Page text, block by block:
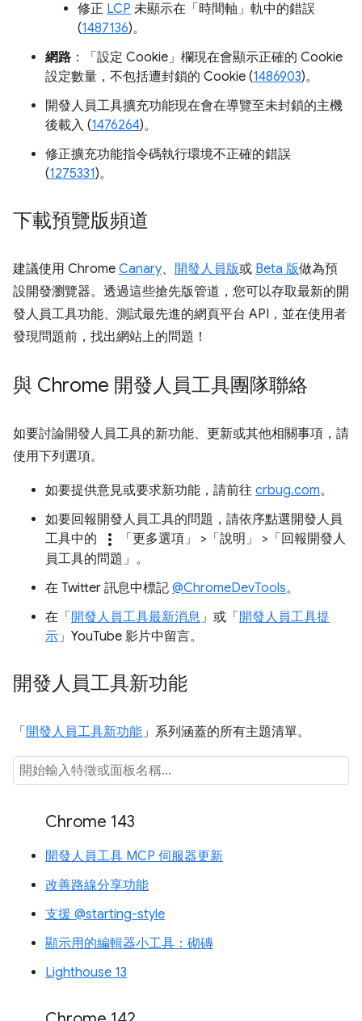
修正 LCP 未顯示在「時間軸」 軌中的錯誤
(1487136)。
網路 ：「設定 Cookie」 欄現在會顯示正確的 Cookie
設定數量，不包括遭封鎖的 Cookie (1486903)。
開發人員工具擴充功能現在會在導覽至未封鎖的主機
後載入 (1476264)。
修正擴充功能指令碼執行環境不正確的錯誤
(1275331)。
下載預覽版頻道
建議使用 Chrome Canary、 開發人員版或 Beta 版做為預
設開發瀏覽器。透過這些搶先版管道，您可以存取最新的開
發人員工具功能、測試最先進的網頁平台 API，並在使用者
發現問題前，找出網站上的問題！
與 Chrome 開發人員工具團隊聯絡
如要討論開發人員工具的新功能、更新或其他相關事項，請
使用下列選項。
如要提供意見或要求新功能，請前往 crbug.com。
如要回報開發人員工具的問題，請依序點選開發人員
工具中的
more_vert 「更多選項」 >「說明」
>「回報開發人
員工具的問題」 。
在 Twitter 訊息中標記 @ChromeDevTools。
在「 開發人員工具最新消息」或「 開發人員工具提
示」YouTube 影片中留言。
開發人員工具新功能
「 開發人員工具新功能」系列涵蓋的所有主題清單。
Chrome 143
開發人員工具 MCP 伺服器更新
改善路線分享功能
支援 @starting-style
顯示用的編輯器小工具：砌磚
Lighthouse 13